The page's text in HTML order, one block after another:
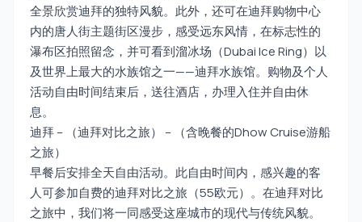
全景欣赏迪拜的独特风貌。此外，还可在迪拜购物中心
内的唐人街主题街区漫步，感受远东风情，在标志性的
瀑布区拍照留念，并可看到溜冰场（Dubai Ice Ring）以
及世界上最大的水族馆之一——迪拜水族馆。购物及个人
活动自由时间结束后，送往酒店，办理入住并自由休
息。
迪拜 – （迪拜对比之旅） – （含晚餐的Dhow Cruise游船
之旅）
早餐后安排全天自由活动。此自由时间内，感兴趣的客
人可参加自费的迪拜对比之旅（55欧元）。在迪拜对比
之旅中，我们将一同感受这座城市的现代与传统风貌。